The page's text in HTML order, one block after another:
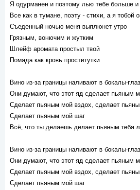
Я одурманен и поэтому лью тебе больше
Все как в тумане, поэту - стихи, а я тобой
Съеденный ночью меня выплюнет утро
Грязным, вонючим и жутким
Шлейф аромата простыл твой
Помада как кровь проститутки
Вино из-за границы наливают в бокалы-
Они думают, что этот яд сделает пьяным
Сделает пьяным мой вздох, сделает
Сделает пьяным мой шаг
Всё, что ты делаешь делает пьяным тебя
Вино из-за границы наливают в бокалы-
Они думают, что этот яд сделает пьяным
Сделает пьяным мой вздох, сделает
Сделает пьяным мой шаг